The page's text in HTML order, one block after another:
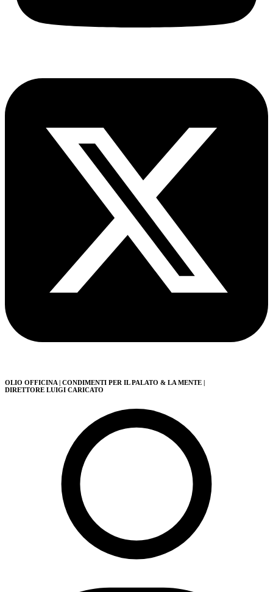
OLIO OFFICINA | CONDIMENTI PER IL PALATO & LA MENTE |
DIRETTORE LUIGI CARICATO